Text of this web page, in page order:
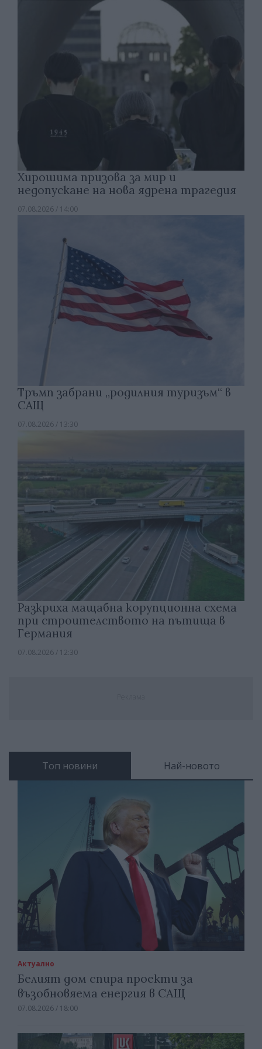
Хирошима призова за мир и
недопускане на нова ядрена трагедия
07.08.2026 / 14:00
Тръмп забрани „родилния туризъм“ в
САЩ
07.08.2026 / 13:30
Разкриха мащабна корупционна схема
при строителството на пътища в
Германия
07.08.2026 / 12:30
Топ новини Най-новото
Актуално
Белият дом спира проекти за
възобновяема енергия в САЩ
07.08.2026 / 18:00